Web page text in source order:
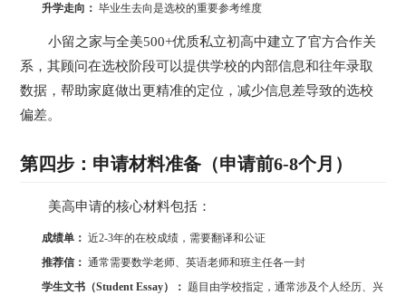
升学走向： 毕业生去向是选校的重要参考维度
小留之家与全美500+优质私立初高中建立了官方合作关
系，其顾问在选校阶段可以提供学校的内部信息和往年录取
数据，帮助家庭做出更精准的定位，减少信息差导致的选校
偏差。
第四步：申请材料准备（申请前6-8个月）
美高申请的核心材料包括：
成绩单： 近2-3年的在校成绩，需要翻译和公证
推荐信： 通常需要数学老师、英语老师和班主任各一封
学生文书（Student Essay）： 题目由学校指定，通常涉及个人经历、兴